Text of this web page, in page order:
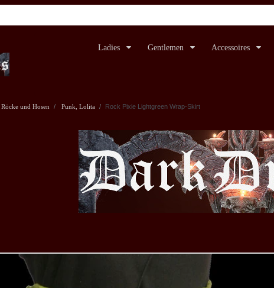
Ladies Gentlemen Accessoires
Röcke und Hosen Punk, Lolita Rock Pixie Lightgreen Wrap-Skirt